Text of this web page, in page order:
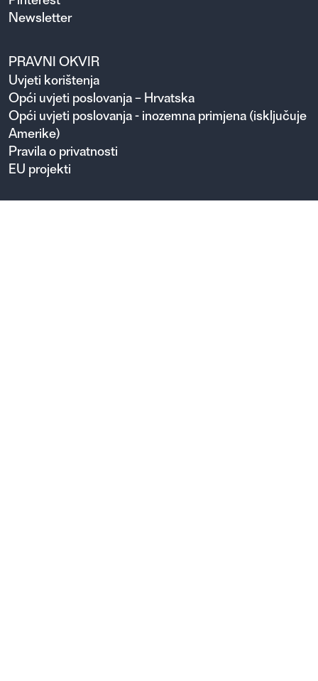
Newsletter
PRAVNI OKVIR
Uvjeti korištenja
Opći uvjeti poslovanja – Hrvatska
Opći uvjeti poslovanja - inozemna primjena (isključuje
Amerike)
Pravila o privatnosti
EU projekti